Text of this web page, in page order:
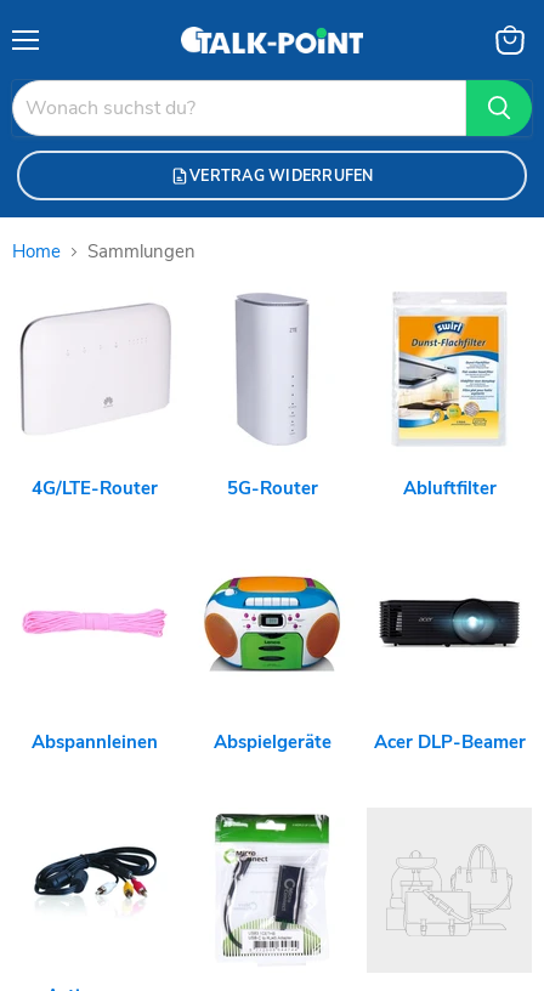
VERTRAG WIDERRUFEN
Home Sammlungen
Sammlungen
4G/LTE-Router 5G-Router Abluftfilter
Abspannleinen Abspielgeräte Acer DLP-Beamer